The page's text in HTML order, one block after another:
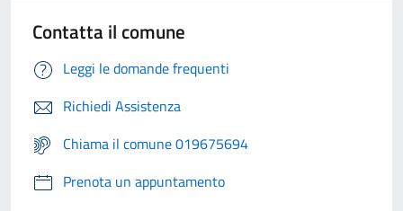
Contatta il comune
Leggi le domande frequenti
Richiedi Assistenza
Chiama il comune 019675694
Prenota un appuntamento